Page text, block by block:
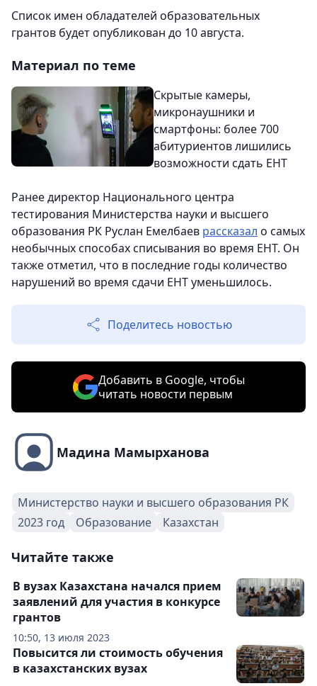
Список имен обладателей образовательных
грантов будет опубликован до 10 августа.
Материал по теме
Скрытые камеры,
микронаушники и
смартфоны: более 700
абитуриентов лишились
возможности сдать ЕНТ
Ранее директор Национального центра
тестирования Министерства науки и высшего
образования РК Руслан Емелбаев рассказал о самых
необычных способах списывания во время ЕНТ. Он
также отметил, что в последние годы количество
нарушений во время сдачи ЕНТ уменьшилось.
Поделитесь новостью
Добавить в Google, чтобы
читать новости первым
Мадина Мамырханова
Министерство науки и высшего образования РК
2023 год
Образование Казахстан
Читайте также
10:50, 13 июля 2023
В вузах Казахстана начался прием
заявлений для участия в конкурсе
грантов
Повысится ли стоимость обучения
в казахстанских вузах